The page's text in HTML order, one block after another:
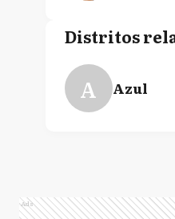
Distritos
A Azul
Ads